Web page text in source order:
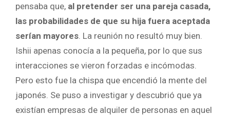
pensaba que, al pretender ser una pareja casada,
las probabilidades de que su hija fuera aceptada
serían mayores. La reunión no resultó muy bien.
Ishii apenas conocía a la pequeña, por lo que sus
interacciones se vieron forzadas e incómodas.
Pero esto fue la chispa que encendió la mente del
japonés. Se puso a investigar y descubrió que ya
existían empresas de alquiler de personas en aquel